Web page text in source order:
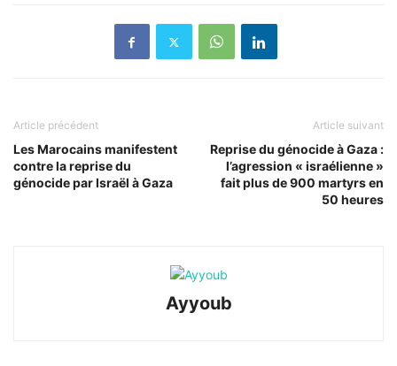
Article précédent
Les Marocains manifestent
contre la reprise du
génocide par Israël à Gaza
Article suivant
Reprise du génocide à Gaza :
l’agression « israélienne »
fait plus de 900 martyrs en
50 heures
Ayyoub